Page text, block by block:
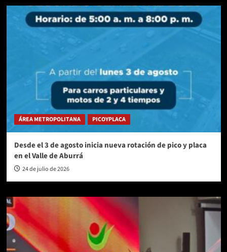
ÁREA METROPOLITANA PICOYPLACA
Desde el 3 de agosto inicia nueva rotación de pico y placa
en el Valle de Aburrá
24 de julio de 2026